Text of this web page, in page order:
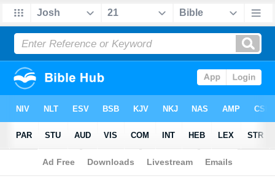
Biblia>Hungarian: Karoli > Joshua 21